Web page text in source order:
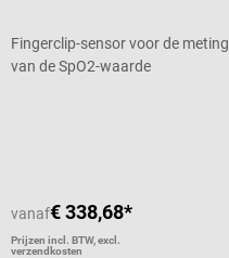
Fingerclip-sensor voor de meting
van de SpO2-waarde
vanaf€ 338,68*
Prijzen incl. BTW, excl.
verzendkosten